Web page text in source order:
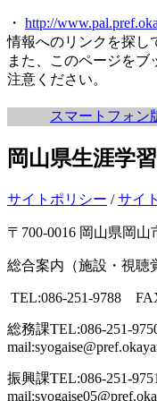
・ http://
情報へのリンクを探し
また、このページを
注意ください。
スマートフォン
岡山県生涯学
サイトポリシー /サイ
〒700-0016 岡山県岡
総合案内（施設・視聴
TEL:086-251-9788
総務課TEL:086-251-
振興課TEL:086-251-